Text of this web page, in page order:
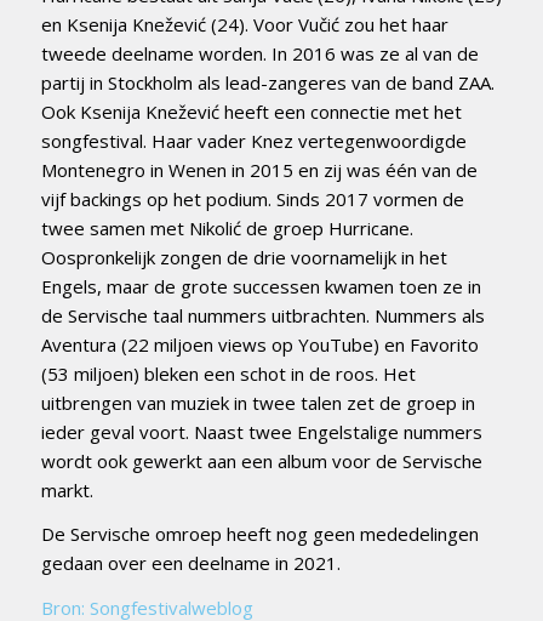
en Ksenija Knežević (24). Voor Vučić zou het haar
tweede deelname worden. In 2016 was ze al van de
partij in Stockholm als lead-zangeres van de band ZAA.
Ook Ksenija Knežević heeft een connectie met het
songfestival. Haar vader Knez vertegenwoordigde
Montenegro in Wenen in 2015 en zij was één van de
vijf backings op het podium. Sinds 2017 vormen de
twee samen met Nikolić de groep Hurricane.
Oospronkelijk zongen de drie voornamelijk in het
Engels, maar de grote successen kwamen toen ze in
de Servische taal nummers uitbrachten. Nummers als
Aventura (22 miljoen views op YouTube) en Favorito
(53 miljoen) bleken een schot in de roos. Het
uitbrengen van muziek in twee talen zet de groep in
ieder geval voort. Naast twee Engelstalige nummers
wordt ook gewerkt aan een album voor de Servische
markt.
De Servische omroep heeft nog geen mededelingen
gedaan over een deelname in 2021.
Bron: Songfestivalweblog